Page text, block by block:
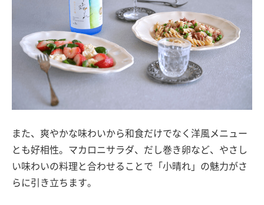
また、爽やかな味わいから和食だけでなく洋風メニュー
とも好相性。マカロニサラダ、だし巻き卵など、やさし
い味わいの料理と合わせることで「小晴れ」の魅力がさ
らに引き立ちます。